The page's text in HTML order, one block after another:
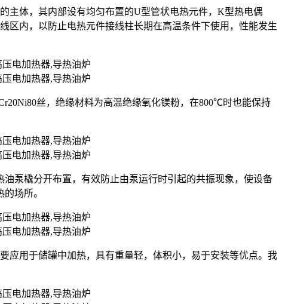
主体，其内部设有均匀布置的U型管状电热元件，K型热电偶
区内，以防止电热元件接线柱长期在高温条件下使用，性能发生
丝，绝缘材料为高温绝缘氧化镁粉，在800℃时也能保持
泵橇分开布置，有效防止由泵运行时引起的共振现象，使设备
场所。
应用于储罐中加热，具有重量轻，体积小，易于安装等优点。我